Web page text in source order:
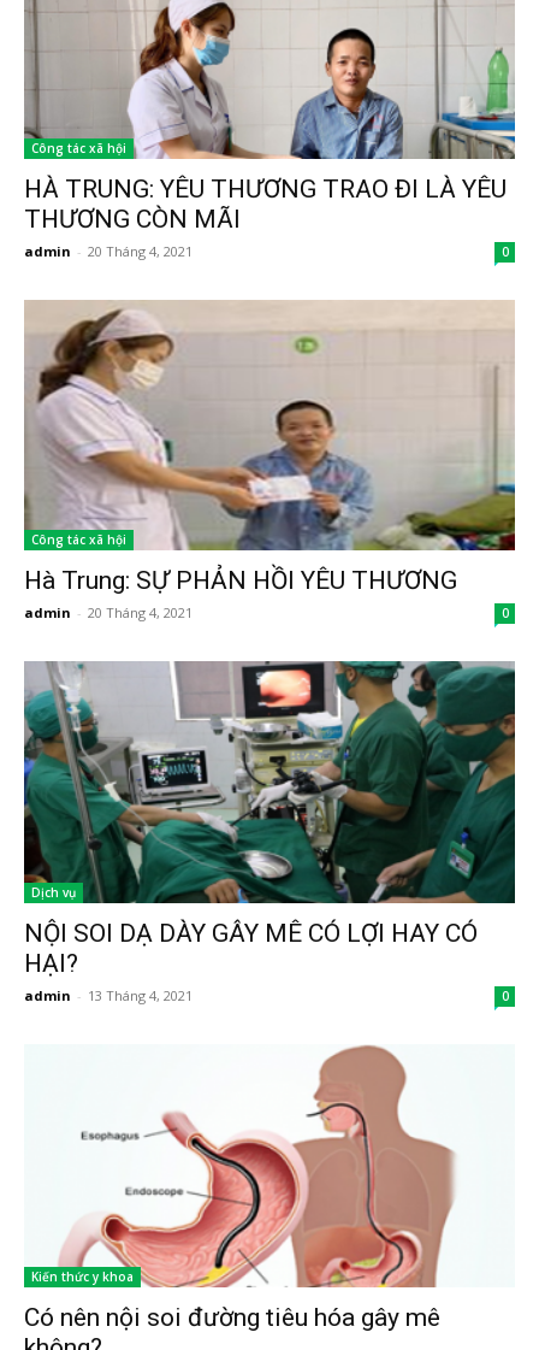
Công tác xã hội
HÀ TRUNG: YÊU THƯƠNG TRAO ĐI LÀ YÊU
THƯƠNG CÒN MÃI
admin - 20 Tháng 4, 2021 0
Công tác xã hội
Hà Trung: SỰ PHẢN HỒI YÊU THƯƠNG
admin - 20 Tháng 4, 2021 0
Dịch vụ
NỘI SOI DẠ DÀY GÂY MÊ CÓ LỢI HAY CÓ
HẠI?
admin - 13 Tháng 4, 2021 0
Kiến thức y khoa
Có nên nội soi đường tiêu hóa gây mê